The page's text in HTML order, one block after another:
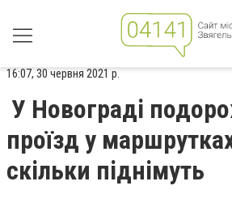
16:07, 30 червня 2021 р.
У Новограді
проїзд у
скільки піднімуть